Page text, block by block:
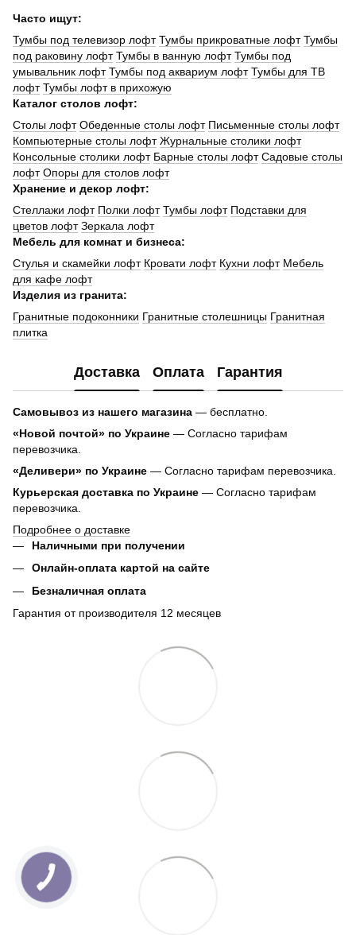
Часто ищут:
Тумбы под телевизор лофт Тумбы прикроватные лофт Тумбы
под раковину лофт Тумбы в ванную лофт Тумбы под
умывальник лофт Тумбы под аквариум лофт Тумбы для ТВ
лофт Тумбы лофт в прихожую
Каталог столов лофт:
Cтолы лофт Обеденные столы лофт Письменные столы лофт
Компьютерные столы лофт Журнальные столики лофт
Консольные столики лофт Барные столы лофт Садовые столы
лофт Опоры для столов лофт
Хранение и декор лофт:
Стеллажи лофт Полки лофт Тумбы лофт Подставки для
цветов лофт Зеркала лофт
Мебель для комнат и бизнеса:
Стулья и скамейки лофт Кровати лофт Кухни лофт Мебель
для кафе лофт
Изделия из гранита:
Гранитные подоконники Гранитные столешницы Гранитная
плитка
Доставка Оплата Гарантия
Самовывоз из нашего магазина — бесплатно.
«Новой почтой» по Украине — Согласно тарифам
перевозчика.
«Деливери» по Украине — Согласно тарифам перевозчика.
Курьерская доставка по Украине — Согласно тарифам
перевозчика.
Подробнее о доставке
Наличными при получении
Онлайн-оплата картой на сайте
Безналичная оплата
Гарантия от производителя 12 месяцев